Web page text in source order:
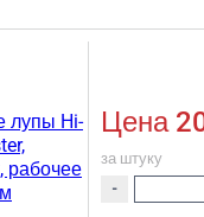
Цена
за штуку
-